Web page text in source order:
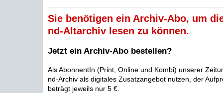
Sie benötigen ein Archiv-Abo, um
nd-Altarchiv lesen zu können.
Jetzt ein Archiv-Abo bestellen?
Als AbonnentIn (Print, Online und Kombi) unserer
nd-Archiv als digitales Zusatzangebot nutzen, der
beträgt jeweils nur 5 €.